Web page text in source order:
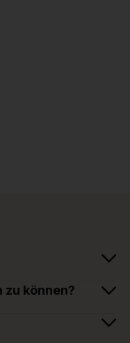
können?